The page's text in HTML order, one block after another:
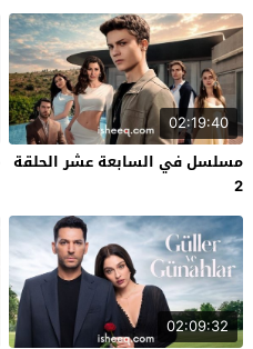
02:19:40
مسلسل في السابعة عشر الحلقة
2
02:09:32